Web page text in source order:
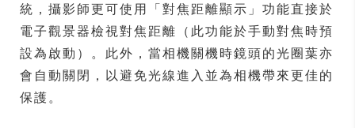
統，攝影師更可使用「對焦距離顯示」功能直接於
電子觀景器檢視對焦距離（此功能於手動對焦時預
設為啟動）。此外，當相機關機時鏡頭的光圈葉亦
會自動關閉，以避免光線進入並為相機帶來更佳的
保護。